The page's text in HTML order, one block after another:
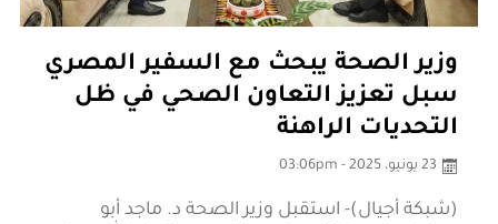
وزير الصحة يبحث مع السفير المصري
سبل تعزيز التعاون الصحي في ظل
التحديات الراهنة
23 يونيو، 2025 - 03:06pm
(شبكة أجيال)- استقبل وزير الصحة د. ماجد أبو